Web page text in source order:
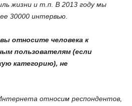
жизни и т.п. В 2013 году мы
30000 интервью.
относите человека к
пользователям (если
категорию), не
относим респондентов,